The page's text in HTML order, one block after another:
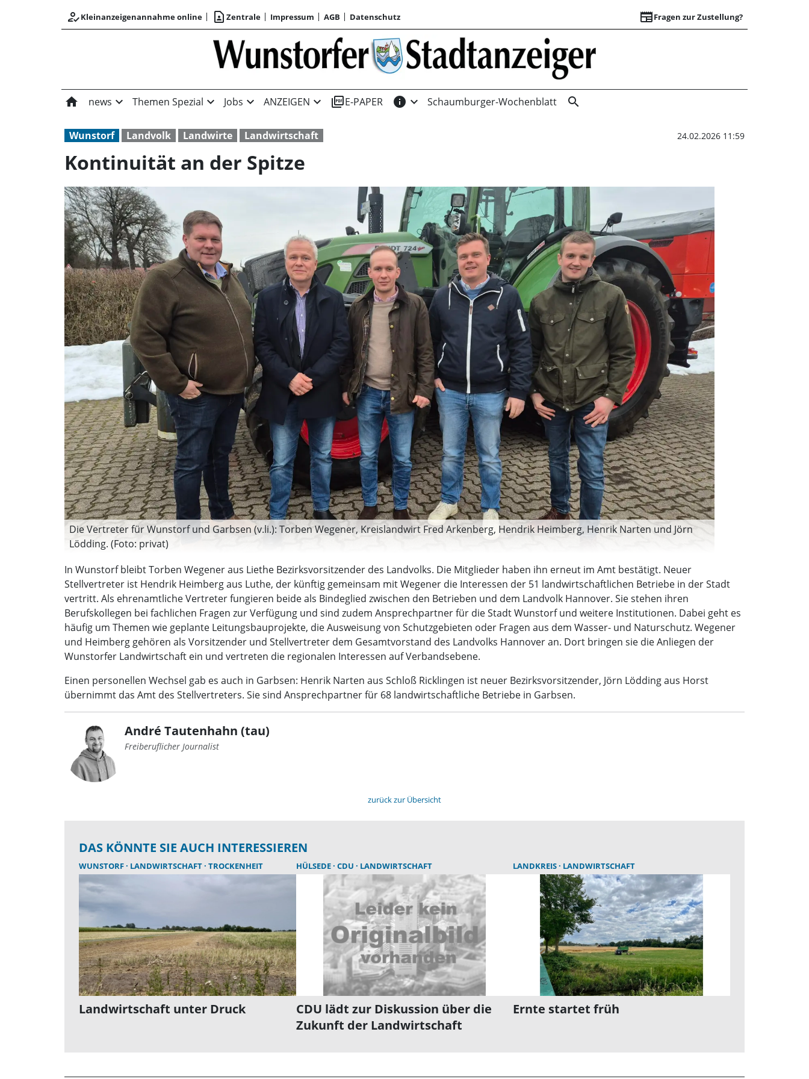
how_to_regKleinanzeigenannahme online contact_page Zentrale Impressum AGB Datenschutz newspaperFragen zur Zustellung?
Kontinuität an der
home news expand_more Themen Spezial expand_more Jobs expand_more ANZEIGEN expand_more picture_as_pdfE-PAPER info expand_more Schaumburger-Wochenblatt search
Wunstorf Landvolk Landwirte Landwirtschaft 24.02.2026 11:59
Kontinuität an der Spitze
Die Vertreter für Wunstorf und Garbsen (v.li.): Torben Wegener, Kreislandwirt Fred Arkenberg, Hendrik Heimberg, Henrik Narten und Jörn
Lödding. (Foto: privat)
In Wunstorf bleibt Torben Wegener aus Liethe Bezirksvorsitzender des Landvolks. Die Mitglieder haben ihn erneut im Amt bestätigt. Neuer
Stellvertreter ist Hendrik Heimberg aus Luthe, der künftig gemeinsam mit Wegener die Interessen der 51 landwirtschaftlichen Betriebe in der Stadt
vertritt. Als ehrenamtliche Vertreter fungieren beide als Bindeglied zwischen den Betrieben und dem Landvolk Hannover. Sie stehen ihren
Berufskollegen bei fachlichen Fragen zur Verfügung und sind zudem Ansprechpartner für die Stadt Wunstorf und weitere Institutionen. Dabei geht es
häufig um Themen wie geplante Leitungsbauprojekte, die Ausweisung von Schutzgebieten oder Fragen aus dem Wasser- und Naturschutz. Wegener
und Heimberg gehören als Vorsitzender und Stellvertreter dem Gesamtvorstand des Landvolks Hannover an. Dort bringen sie die Anliegen der
Wunstorfer Landwirtschaft ein und vertreten die regionalen Interessen auf Verbandsebene.
Einen personellen Wechsel gab es auch in Garbsen: Henrik Narten aus Schloß Ricklingen ist neuer Bezirksvorsitzender, Jörn Lödding aus Horst
übernimmt das Amt des Stellvertreters. Sie sind Ansprechpartner für 68 landwirtschaftliche Betriebe in Garbsen.
André Tautenhahn (tau)
Freiberuflicher Journalist
zurück zur Übersicht
DAS KÖNNTE SIE AUCH INTERESSIEREN
WUNSTORF LANDWIRTSCHAFT TROCKENHEIT
Landwirtschaft unter Druck
HÜLSEDE CDU LANDWIRTSCHAFT
CDU lädt zur Diskussion über die
Zukunft der Landwirtschaft
LANDKREIS LANDWIRTSCHAFT
Ernte startet früh